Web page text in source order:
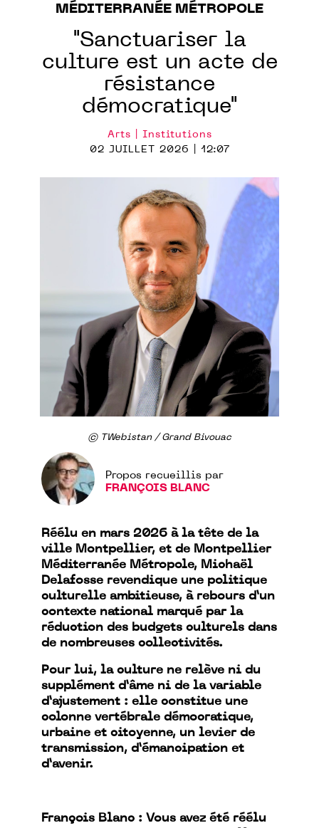
MÉDITERRANÉE MÉTROPOLE
"Sanctuariser la
culture est un acte de
résistance
démocratique"
Arts | Institutions
02 JUILLET 2026 | 12:07
© TWebistan / Grand Bivouac
Propos recueillis par
FRANÇOIS BLANC
Réélu en mars 2026 à la tête de la
ville Montpellier, et de Montpellier
Méditerranée Métropole, Michaël
Delafosse revendique une politique
culturelle ambitieuse, à rebours d’un
contexte national marqué par la
réduction des budgets culturels dans
de nombreuses collectivités.
Pour lui, la culture ne relève ni du
supplément d’âme ni de la variable
d’ajustement : elle constitue une
colonne vertébrale démocratique,
urbaine et citoyenne, un levier de
transmission, d’émancipation et
d’avenir.
François Blanc : Vous avez été réélu